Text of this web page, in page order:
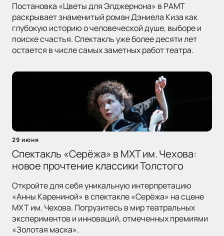
Постановка «Цветы для Элджернона» в РАМТ
раскрывает знаменитый роман Дэниела Киза как
глубокую историю о человеческой душе, выборе и
поиске счастья. Спектакль уже более десяти лет
остается в числе самых заметных работ театра.
29 июня
Спектакль «Серёжа» в МХТ им. Чехова:
новое прочтение классики Толстого
Откройте для себя уникальную интерпретацию
«Анны Карениной» в спектакле «Серёжа» на сцене
МХТ им. Чехова. Погрузитесь в мир театральных
экспериментов и инноваций, отмеченных премиями
«Золотая маска».